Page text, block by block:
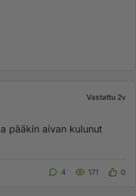
Vastattu 2v
pääkin aivan kulunut
4 171 0